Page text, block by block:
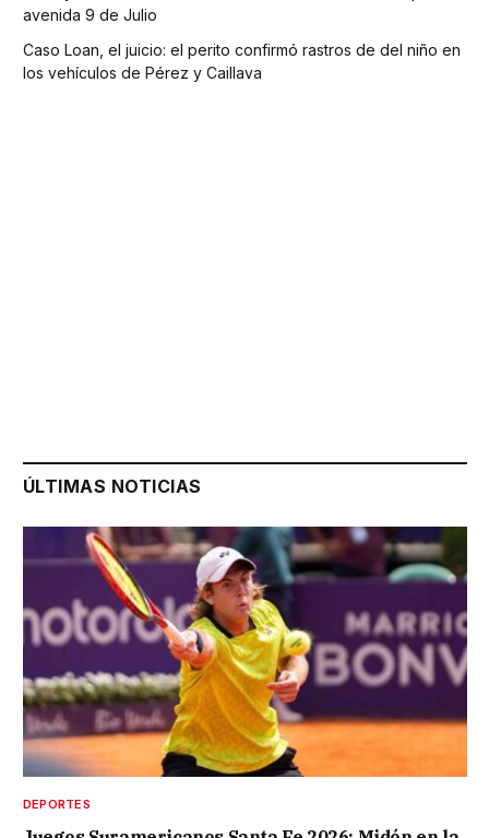
avenida 9 de Julio
Caso Loan, el juicio: el perito confirmó rastros de del niño en
los vehículos de Pérez y Caillava
ÚLTIMAS NOTICIAS
DEPORTES